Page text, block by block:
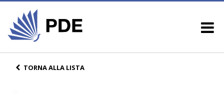
TORNA ALLA LISTA